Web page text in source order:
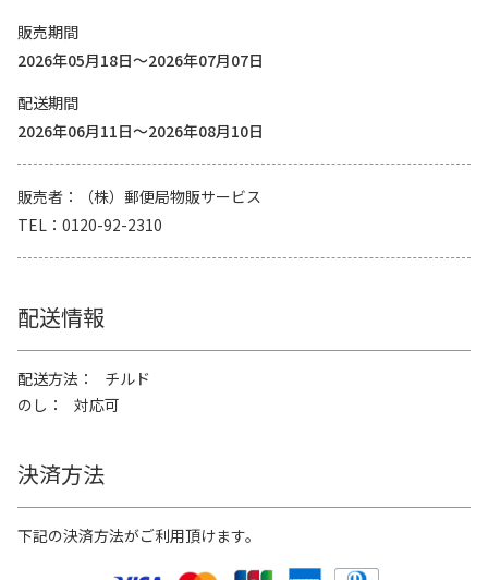
販売期間
2026年05月18日～2026年07月07日
配送期間
2026年06月11日～2026年08月10日
販売者
（株）郵便局物販サービス
TEL
0120-92-2310
配送情報
配送方法
チルド
のし
対応可
決済方法
下記の決済方法がご利用頂けます。